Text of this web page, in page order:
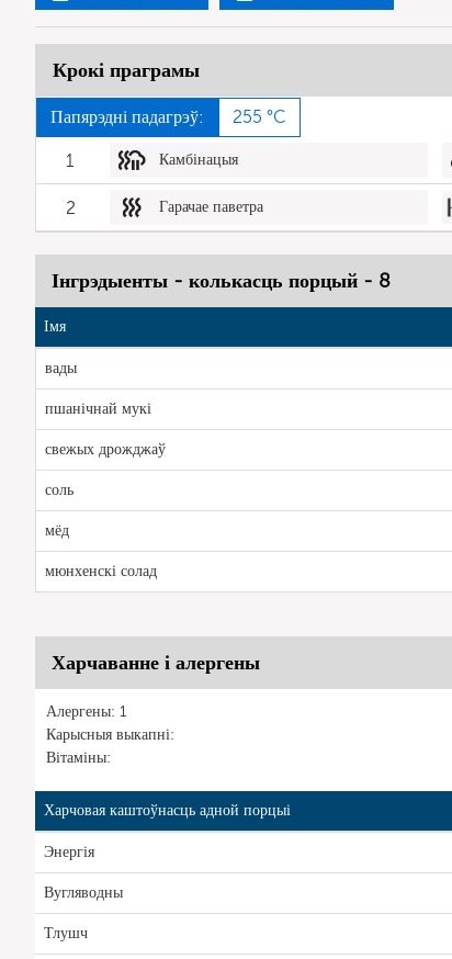
Крокі праграмы
Папярэдні падагрэў: 255 °C
1 Камбінацыя
2 Гарачае паветра
Інгрэдыенты - колькасць порцый - 8
Імя
вады
пшанічнай мукі
свежых дрожджаў
соль
мёд
мюнхенскі солад
Харчаванне і алергены
Алергены: 1
Карысныя выкапні:
Вітаміны:
Харчовая каштоўнасць адной порцыі
Энергія
Вугляводны
Тлушч